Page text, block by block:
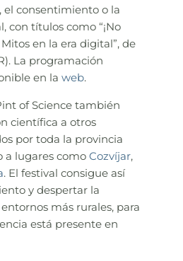
el consentimiento o la
con títulos como “¡No
en la era digital”, de
La programación
en la web.
of Science también
científica a otros
por toda la provincia
a lugares como Cozvíjar,
. El festival consigue así
y despertar la
más rurales, para
está presente en